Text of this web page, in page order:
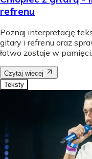
refrenu
Poznaj interpretację
gitary i refrenu oraz
łatwo zostaje w pamięci.
Czytaj więcej
Teksty